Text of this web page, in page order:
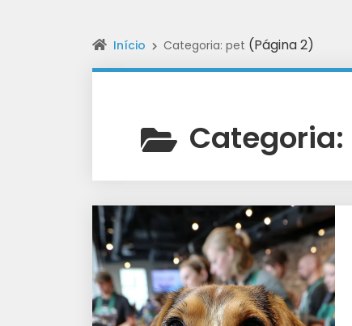
Início Categoria: pet (Página 2)
Categoria: